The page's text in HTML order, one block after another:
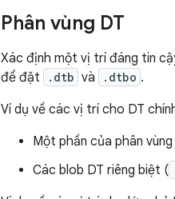
Phân vùng DT
Xác định một vị trí đáng tin
để đặt
.dtb và .dtbo .
Ví dụ về các vị trí cho DT
Một phần của phân
Các blob DT riêng biệt (